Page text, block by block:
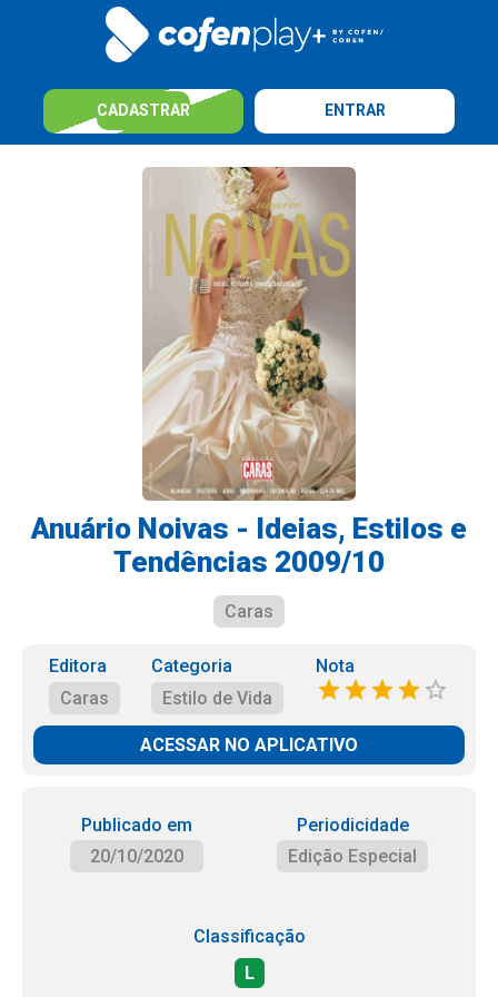
CADASTRAR ENTRAR
Anuário Noivas - Ideias, Estilos e
Tendências 2009/10
Caras
Editora
Caras
Categoria
Estilo de Vida
Nota
ACESSAR NO APLICATIVO
Publicado em
20/10/2020
Periodicidade
Edição Especial
Classificação
L